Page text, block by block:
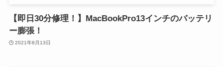
【即日30分修理！】MacBookPro13インチのバッテリ
ー膨張！
2021年8月13日